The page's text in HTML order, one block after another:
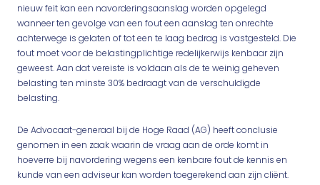
nieuw feit kan een navorderingsaanslag worden opgelegd
wanneer ten gevolge van een fout een aanslag ten onrechte
achterwege is gelaten of tot een te laag bedrag is vastgesteld. Die
fout moet voor de belastingplichtige redelijkerwijs kenbaar zijn
geweest. Aan dat vereiste is voldaan als de te weinig geheven
belasting ten minste 30% bedraagt van de verschuldigde
belasting.
De Advocaat-generaal bij de Hoge Raad (AG) heeft conclusie
genomen in een zaak waarin de vraag aan de orde komt in
hoeverre bij navordering wegens een kenbare fout de kennis en
kunde van een adviseur kan worden toegerekend aan zijn cliënt.